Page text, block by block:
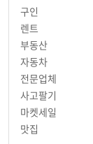
구인
렌트
부동산
자동차
전문업체
사고팔기
마켓세일
맛집